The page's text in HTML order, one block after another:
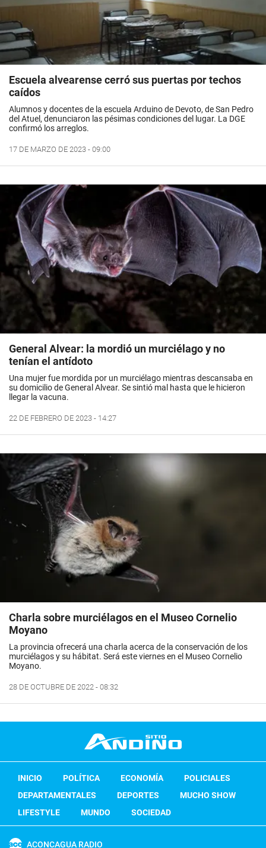
Escuela alvearense cerró sus puertas por techos
caídos
Alumnos y docentes de la escuela Arduino de Devoto, de San Pedro
del Atuel, denunciaron las pésimas condiciones del lugar. La DGE
confirmó los arreglos.
17 DE MARZO DE 2023 - 09:00
General Alvear: la mordió un murciélago y no
tenían el antídoto
Una mujer fue mordida por un murciélago mientras descansaba en
su domicilio de General Alvear. Se sintió mal hasta que le hicieron
llegar la vacuna.
22 DE FEBRERO DE 2023 - 14:27
Charla sobre murciélagos en el Museo Cornelio
Moyano
La provincia ofrecerá una charla acerca de la conservación de los
murciélagos y su hábitat. Será este viernes en el Museo Cornelio
Moyano.
28 DE OCTUBRE DE 2022 - 08:32
INICIO POLÍTICA ECONOMÍA
POLICIALES
DEPARTAMENTALES
DEPORTES
MUCHO SHOW
LIFESTYLE
MUNDO SOCIEDAD
ACONCAGUA RADIO